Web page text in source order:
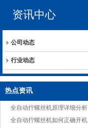
资讯中心
公司动态
行业动态
热点资讯
全自动拧螺丝机原理详细分析
全自动拧螺丝机如何正确开机